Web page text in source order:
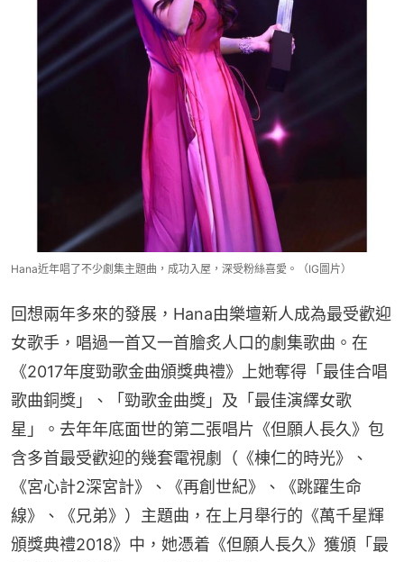
Hana近年唱了不少劇集主題曲，成功入屋，深受粉絲喜愛。（IG圖片）
回想兩年多來的發展，Hana由樂壇新人成為最受歡迎
女歌手，唱過一首又一首膾炙人口的劇集歌曲。在
《2017年度勁歌金曲頒獎典禮》上她奪得「最佳合唱
歌曲銅獎」、「勁歌金曲獎」及「最佳演繹女歌
星」。去年年底面世的第二張唱片《但願人長久》包
含多首最受歡迎的幾套電視劇（《棟仁的時光》、
《宮心計2深宮計》、《再創世紀》、《跳躍生命
線》、《兄弟》）主題曲，在上月舉行的《萬千星輝
頒獎典禮2018》中，她憑着《但願人長久》獲頒「最